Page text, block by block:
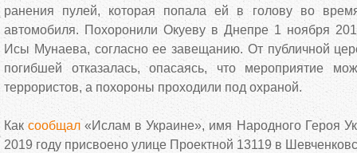
ранения пулей, которая попала ей в голову во
автомобиля. Похоронили Окуеву в Днепре 1 ноября
Исы Мунаева, согласно ее завещанию. От публичной
погибшей отказалась, опасаясь, что мероприятие
террористов, а похороны проходили под охраной.
Каксообщал «Ислам в Украине», имя Народного Героя
2019 году присвоено улице Проектной 13119 в